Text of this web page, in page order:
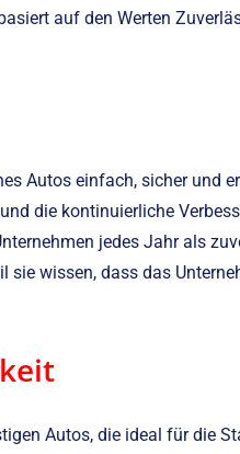
auf den Werten
Autos einfach, sicher und
die kontinuierliche
jedes Jahr als
sie wissen, dass das
Autos, die ideal für die